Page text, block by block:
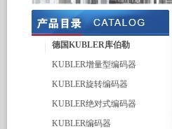
德国KUBLER库伯勒
KUBLER增量型编码器
KUBLER旋转编码器
KUBLER绝对式编码器
KUBLER编码器